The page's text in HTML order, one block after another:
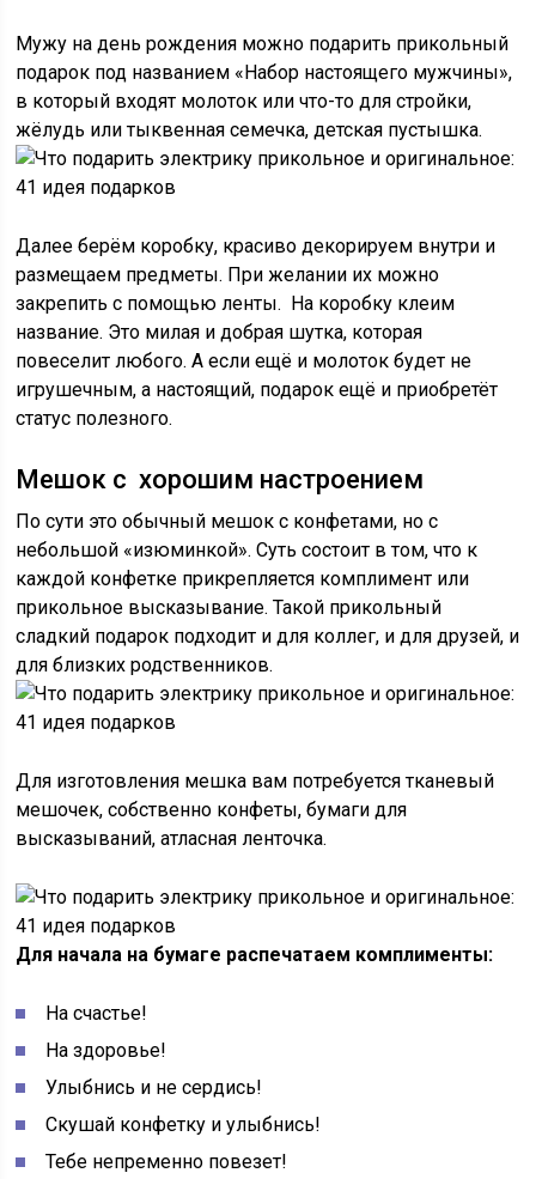
Мужу на день рождения можно подарить прикольный
подарок под названием «Набор настоящего мужчины»,
в который входят молоток или что-то для стройки,
жёлудь или тыквенная семечка, детская пустышка.
Далее берём коробку, красиво декорируем внутри и
размещаем предметы. При желании их можно
закрепить с помощью ленты. На коробку клеим
название. Это милая и добрая шутка, которая
повеселит любого. А если ещё и молоток будет не
игрушечным, а настоящий, подарок ещё и приобретёт
статус полезного.
Мешок с хорошим настроением
По сути это обычный мешок с конфетами, но с
небольшой «изюминкой». Суть состоит в том, что к
каждой конфетке прикрепляется комплимент или
прикольное высказывание. Такой прикольный
сладкий подарок подходит и для коллег, и для друзей, и
для близких родственников.
Для изготовления мешка вам потребуется тканевый
мешочек, собственно конфеты, бумаги для
высказываний, атласная ленточка.
Для начала на бумаге распечатаем комплименты:
На счастье!
На здоровье!
Улыбнись и не сердись!
Скушай конфетку и улыбнись!
Тебе непременно повезет!